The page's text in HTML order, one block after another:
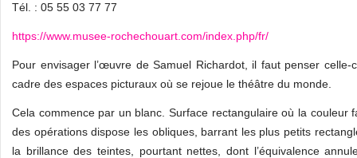
Tél. : 05 55 03 77 77
https://www.musee-rochechouart.com/index.php/fr/
Pour envisager l’œuvre de Samuel Richardot, il faut penser
cadre des espaces picturaux où se rejoue le théâtre du monde.
Cela commence par un blanc. Surface rectangulaire où la couleur
des opérations dispose les obliques, barrant les plus petits
la brillance des teintes, pourtant nettes, dont l’équivalence